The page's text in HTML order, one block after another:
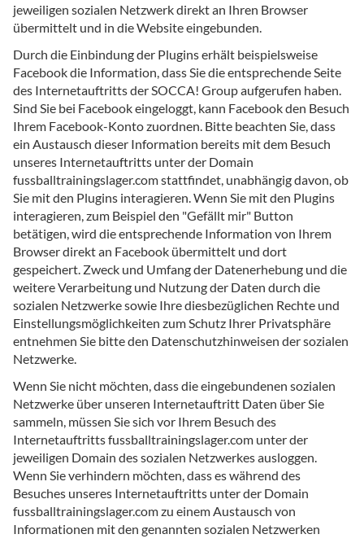
jeweiligen sozialen Netzwerk direkt an Ihren Browser
übermittelt und in die Website eingebunden.
Durch die Einbindung der Plugins erhält beispielsweise
Facebook die Information, dass Sie die entsprechende Seite
des Internetauftritts der SOCCA! Group aufgerufen haben.
Sind Sie bei Facebook eingeloggt, kann Facebook den Besuch
Ihrem Facebook-Konto zuordnen. Bitte beachten Sie, dass
ein Austausch dieser Information bereits mit dem Besuch
unseres Internetauftritts unter der Domain
fussballtrainingslager.com stattfindet, unabhängig davon, ob
Sie mit den Plugins interagieren. Wenn Sie mit den Plugins
interagieren, zum Beispiel den "Gefällt mir" Button
betätigen, wird die entsprechende Information von Ihrem
Browser direkt an Facebook übermittelt und dort
gespeichert. Zweck und Umfang der Datenerhebung und die
weitere Verarbeitung und Nutzung der Daten durch die
sozialen Netzwerke sowie Ihre diesbezüglichen Rechte und
Einstellungsmöglichkeiten zum Schutz Ihrer Privatsphäre
entnehmen Sie bitte den Datenschutzhinweisen der sozialen
Netzwerke.
Wenn Sie nicht möchten, dass die eingebundenen sozialen
Netzwerke über unseren Internetauftritt Daten über Sie
sammeln, müssen Sie sich vor Ihrem Besuch des
Internetauftritts fussballtrainingslager.com unter der
jeweiligen Domain des sozialen Netzwerkes ausloggen.
Wenn Sie verhindern möchten, dass es während des
Besuches unseres Internetauftritts unter der Domain
fussballtrainingslager.com zu einem Austausch von
Informationen mit den genannten sozialen Netzwerken